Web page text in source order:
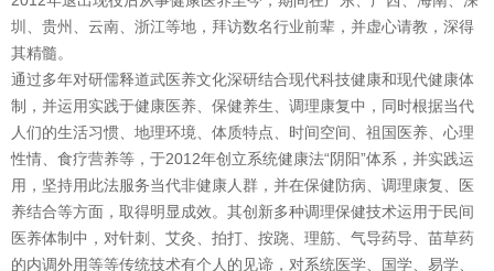
圳、贵州、云南、浙江等地，拜访数名行业前辈，并虚心请教，深得
其精髓。
通过多年对研儒释道武医养文化深研结合现代科技健康和现代健康体
制，并运用实践于健康医养、保健养生、调理康复中，同时根据当代
人们的生活习惯、地理环境、体质特点、时间空间、祖国医养、心理
性情、食疗营养等，于2012年创立系统健康法“阴阳”体系，并实践运
用，坚持用此法服务当代非健康人群，并在保健防病、调理康复、医
养结合等方面，取得明显成效。其创新多种调理保健技术运用于民间
医养体制中，对针刺、艾灸、拍打、按跷、理筋、气导药导、苗草药
的内调外用等等传统技术有个人的见谛，对系统医学、国学、易学、